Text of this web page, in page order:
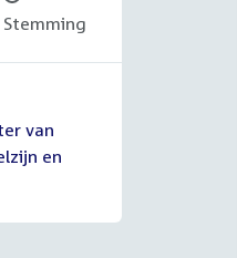
Onvoltooid:
Stemming
van
en